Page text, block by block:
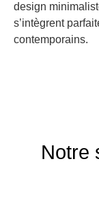
design
s’intègrent
contemporains.
Notre